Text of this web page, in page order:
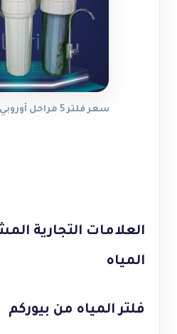
سعر فلتر 5 مراحل أوروبي الترا فلتريشن
العلامات التجارية
المياه
فلتر المياه من بيوركم